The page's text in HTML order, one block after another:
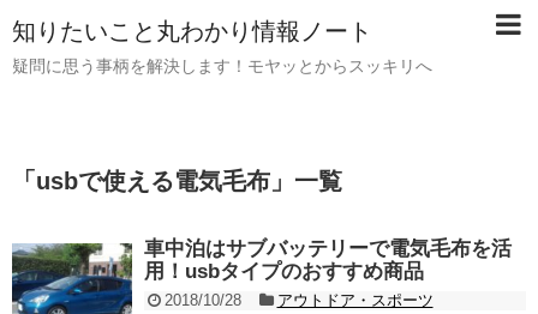
知りたいこと丸わかり情報ノート
疑問に思う事柄を解決します！モヤッとからスッキリへ
「 usbで使える電気毛布 」 一覧
車中泊はサブバッテリーで電気毛布を活
用！usbタイプのおすすめ商品
2018/10/28
アウトドア・スポーツ